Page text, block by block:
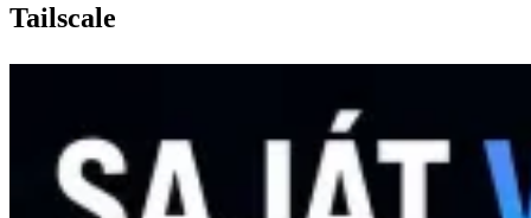
Tailscale